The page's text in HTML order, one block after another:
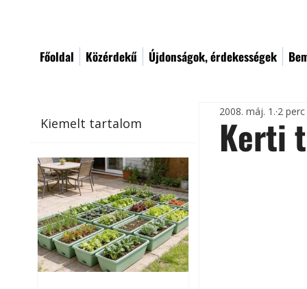
Főoldal Közérdekű Újdonságok, érdekességek
Kiemelt tartalom Kerti
2008. máj. 1. 2